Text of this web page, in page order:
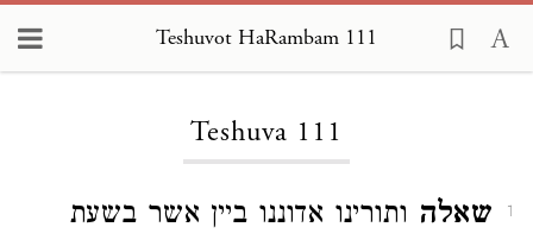
Teshuvot HaRambam 111
Teshuva 111
1 שאלה ותורינו אדוננו ביין אשר בשעת